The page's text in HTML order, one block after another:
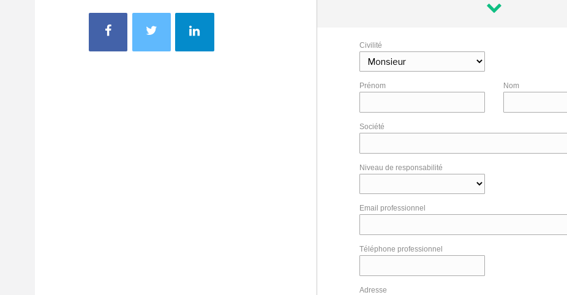
Civilité
Prénom Nom
Société
Niveau de responsabilité
Email professionnel
Téléphone professionnel
Adresse